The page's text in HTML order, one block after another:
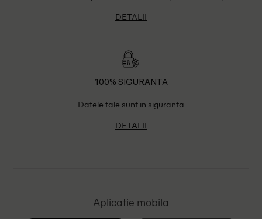
DETALII
100% SIGURANTA
Datele tale sunt in siguranta
DETALII
Aplicatie mobila